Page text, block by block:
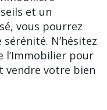
et un
vous pourrez
N’hésitez
l’Immobilier pour
vendre votre bien